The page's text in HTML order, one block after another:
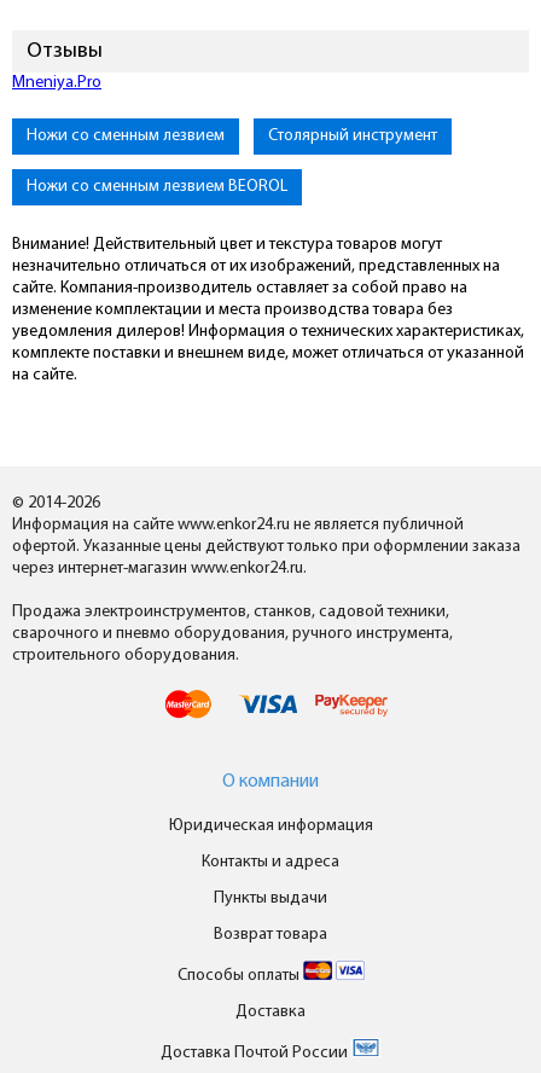
Отзывы
Mneniya.Pro
Ножи со сменным лезвием Столярный инструмент
Ножи со сменным лезвием BEOROL
Внимание! Действительный цвет и текстура товаров могут
незначительно отличаться от их изображений, представленных на
сайте. Компания-производитель оставляет за собой право на
изменение комплектации и места производства товара без
уведомления дилеров! Информация о технических характеристиках,
комплекте поставки и внешнем виде, может отличаться от указанной
на сайте.
© 2014-2026
Информация на сайте www.enkor24.ru не является публичной
офертой. Указанные цены действуют только при оформлении заказа
через интернет-магазин www.enkor24.ru.
Продажа электроинструментов, станков, садовой техники,
сварочного и пневмо оборудования, ручного инструмента,
строительного оборудования.
О компании
Юридическая информация
Контакты и адреса
Пункты выдачи
Возврат товара
Способы оплаты
Доставка
Доставка Почтой России